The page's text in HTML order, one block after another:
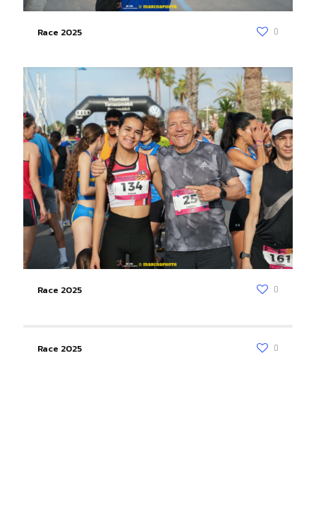
Race 2025 0
Race 2025 0
Race 2025 0